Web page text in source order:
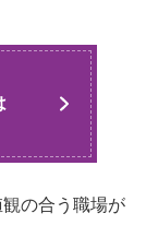
の合う職場が